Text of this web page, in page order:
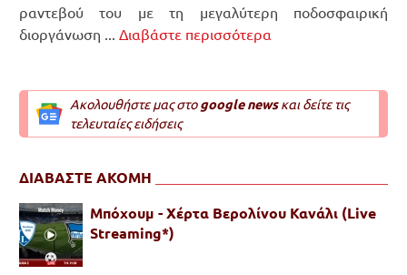
ραντεβού του με τη μεγαλύτερη ποδοσφαιρική
διοργάνωση ... Διαβάστε περισσότερα
Ακολουθήστε μας στοgoogle newsκαι δείτε τις
τελευταίες ειδήσεις
ΔΙΑΒΑΣΤΕ ΑΚΟΜΗ
Μπόχουμ - Χέρτα Βερολίνου Κανάλι (Live
Streaming*)